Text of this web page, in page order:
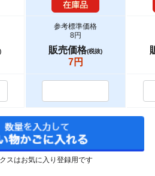
スはお気に入り登録用です
参考標準価格
8円
販売価格(税抜)
7円